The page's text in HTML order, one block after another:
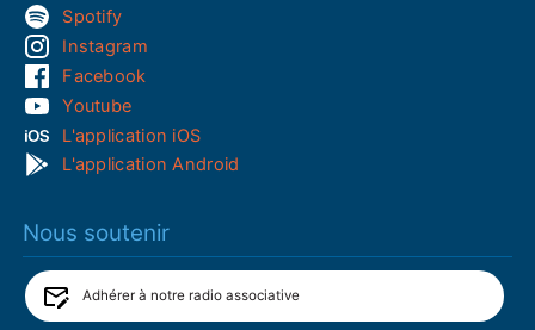
Spotify
Instagram
Facebook
Youtube
L'application iOS
L'application Android
Nous soutenir
Adhérer à notre radio associative